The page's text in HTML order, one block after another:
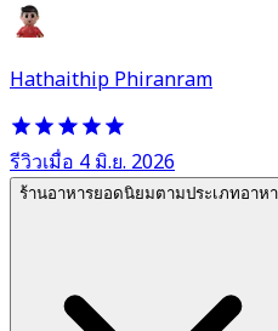
Hathaithip Phiranram
รีวิวเมื่อ 4 มิ.ย. 2026
ร้านอาหารยอดนิยมตามประเภทอาห